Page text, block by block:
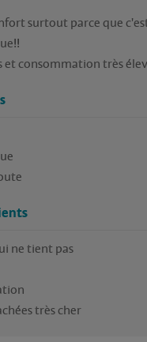
surtout parce que
et consommation très
ne tient pas
très cher